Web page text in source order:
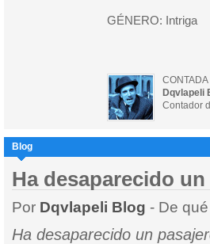
GÉNERO: Intriga
CONTADA
Dqvlapeli
Contador
Blog
Ha desaparecido
Por Dqvlapeli Blog - De
Ha desaparecido un